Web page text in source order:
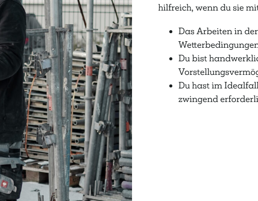
hilfreich, wenn du sie
Das Arbeiten in
Du bist
Du hast im
zwingend